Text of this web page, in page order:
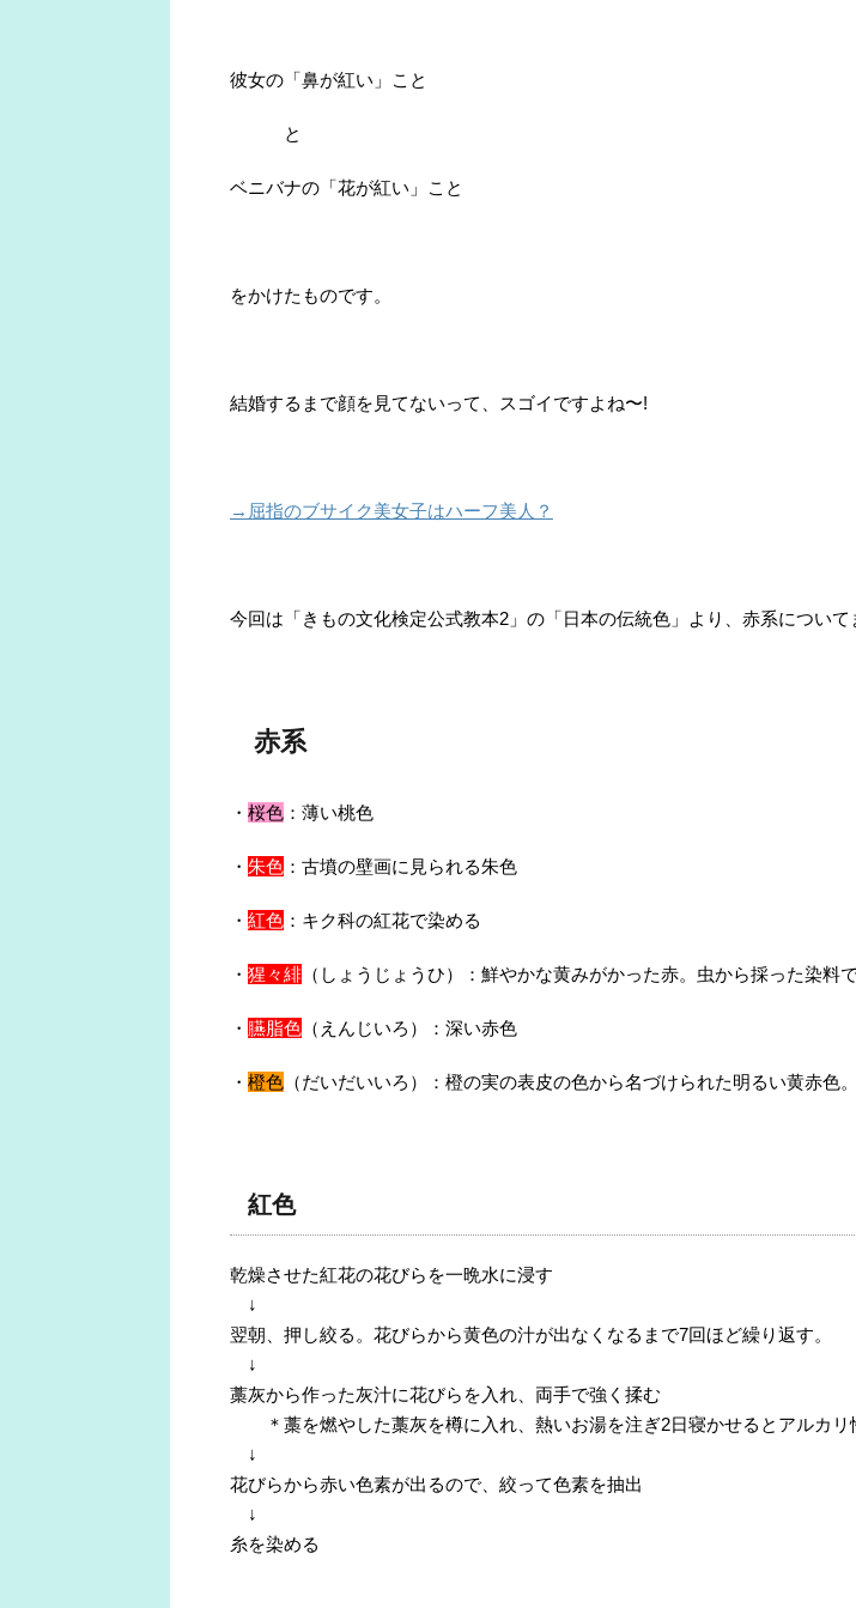
彼女の「鼻が紅い」こと
と
ベニバナの「花が紅い」こと
をかけたものです。
結婚するまで顔を見てないって、スゴイですよね〜!
→屈指のブサイク美女子はハーフ美人？
今回は「きもの文化検定公式教本2」の「日本の伝統色」より、赤系について
赤系
・ 桜色 ：薄い桃色
・ 朱色 ：古墳の壁画に見られる朱色
・ 紅色 ：キク科の紅花で染める
・ 猩々緋 （しょうじょうひ）：鮮やかな黄みがかった赤。虫から採った染料で
・ 臙脂色 （えんじいろ）：深い赤色
・ 橙色 （だいだいいろ）：橙の実の表皮の色から名づけられた明るい黄赤色。
紅色
乾燥させた紅花の花びらを一晩水に浸す
↓
翌朝、押し絞る。花びらから黄色の汁が出なくなるまで7回ほど繰り返す。
↓
藁灰から作った灰汁に花びらを入れ、両手で強く揉む
＊藁を燃やした藁灰を樽に入れ、熱いお湯を注ぎ2日寝かせるとアルカリ
↓
花びらから赤い色素が出るので、絞って色素を抽出
↓
糸を染める